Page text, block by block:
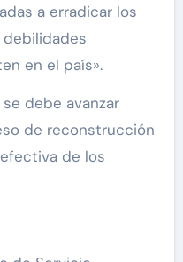
a erradicar los
debilidades
en el país».
debe avanzar
de reconstrucción
de los